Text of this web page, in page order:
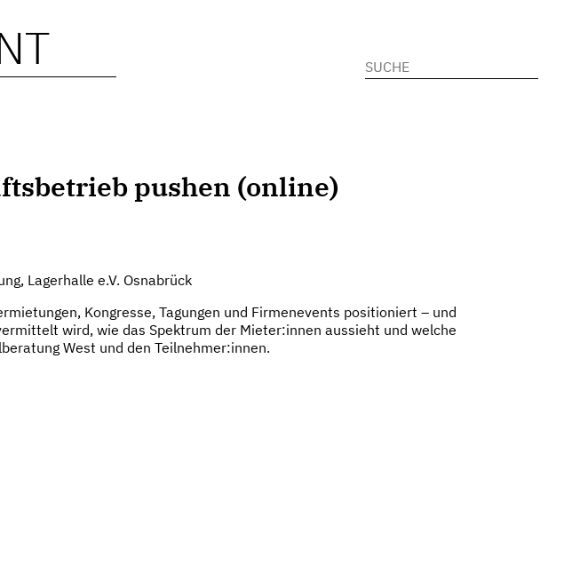
Suchen
nach:
pushen (online)
Lagerhalle e.V. Osnabrück
Kongresse, Tagungen und Firmenevents positioniert – und
wird, wie das Spektrum der Mieter:innen aussieht und welche
West und den Teilnehmer:innen.